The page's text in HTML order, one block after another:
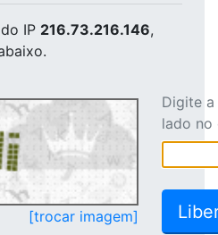
do IP 216.73.216.146,
[trocar imagem]
Digite
lado no